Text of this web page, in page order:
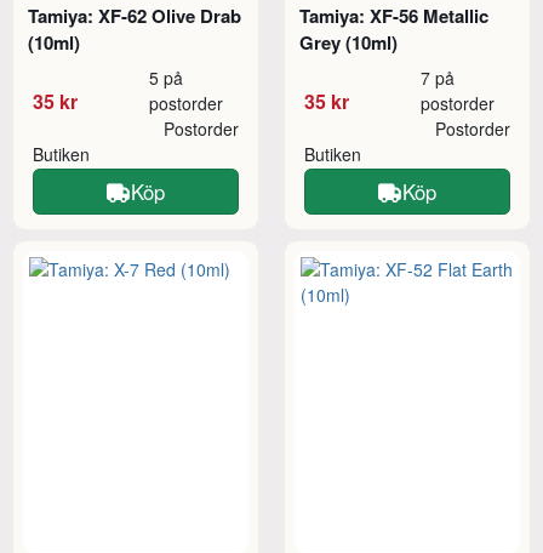
Tamiya: XF-62 Olive Drab
(10ml)
35 kr
5 på
postorder
Butiken
Postorder
Köp
Tamiya: XF-56 Metallic
Grey (10ml)
35 kr
7 på
postorder
Butiken
Postorder
Köp